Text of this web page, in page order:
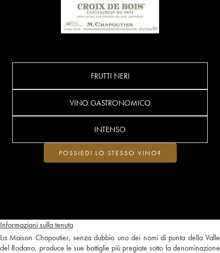
Informazioni sulla tenuta
La Maison Chapoutier, senza dubbio uno dei nomi di punta della Valle
del Rodano, produce le sue bottiglie più pregiate sotto la denominazione
FRUTTI NERI
VINO GASTRONOMICO
INTENSO
POSSIEDI LO STESSO VINO?